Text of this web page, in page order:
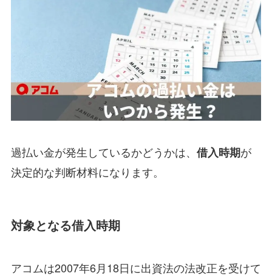
過払い金が発生しているかどうかは、 借入時期が
決定的な判断材料になります。
対象となる借入時期
アコムは2007年6月18日に出資法の法改正を受けて